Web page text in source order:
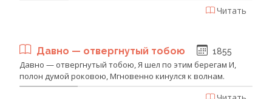
Читать
Давно — отвергнутый тобою 1855
Давно — отвергнутый тобою, Я шел по этим берегам И,
полон думой роковою, Мгновенно кинулся к волнам.